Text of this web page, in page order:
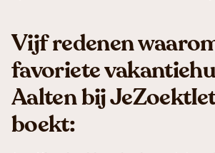
Vijf redenen
favoriete
Aalten bij
boekt: